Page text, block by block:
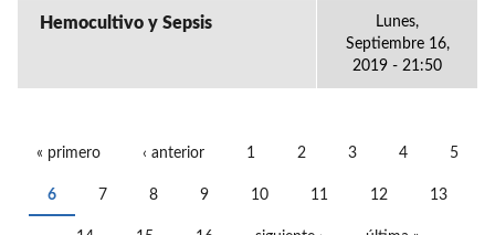
Hemocultivo y Sepsis
Lunes,
Septiembre 16,
2019 - 21:50
« primero ‹ anterior 1 2 3 4 5
6 7 8 9 10 11 12 13